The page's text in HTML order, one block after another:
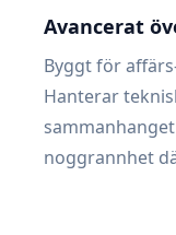
Avancerat
Byggt för
Hanterar
noggrannhet